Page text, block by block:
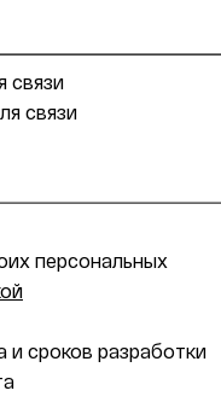
связи
связи
персональных
и сроков разработки